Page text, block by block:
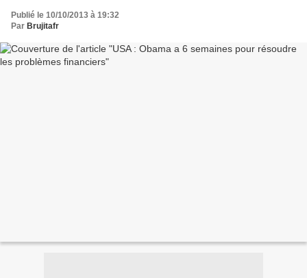
Publié le 10/10/2013 à 19:32
Par Brujitafr